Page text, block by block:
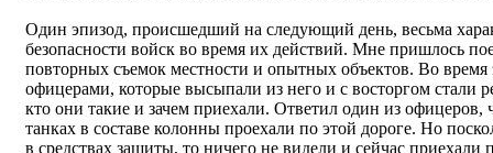
Один эпизод, происшедший на следующий день, весьма
безопасности войск во время их действий. Мне пришлось
повторных съемок местности и опытных объектов. Во время
офицерами, которые высыпали из него и с восторгом стали
кто они такие и зачем приехали. Ответил один из офицеров,
танках в составе колонны проехали по этой дороге. Но
в средствах защиты, то ничего не видели и сейчас приехали